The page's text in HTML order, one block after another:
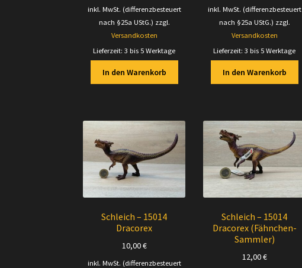
Preis
inkl. MwSt. (differenzbesteuert
nach §25a UStG.) zzgl.
Versandkosten
Lieferzeit:3 bis 5 Werktage
In den Warenkorb
Preis
inkl. MwSt. (differenzbesteuert
nach §25a UStG.) zzgl.
Versandkosten
Lieferzeit:3 bis 5 Werktage
In den Warenkorb
Schleich – 15014
Dracorex
10,00€
inkl. MwSt. (differenzbesteuert
Schleich – 15014
Dracorex (Fähnchen-
Sammler)
12,00€